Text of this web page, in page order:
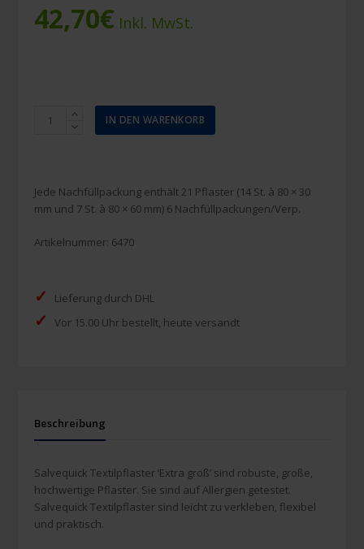
42,70€ Inkl. MwSt.
Salvequick
Nachfüllung
IN DEN WARENKORB
Jede Nachfüllpackung enthält 21 Pflaster (14 St. à 80 × 30
mm und 7 St. à 80 × 60 mm) 6 Nachfüllpackungen/Verp.
Artikelnummer: 6470
✓ Lieferung durch DHL
✓ Vor 15.00 Uhr bestellt, heute versandt
Beschreibung
Salvequick Textilpflaster ‘Extra groß’ sind robuste, große,
hochwertige Pflaster. Sie sind auf Allergien getestet.
Salvequick Textilpflaster sind leicht zu verkleben, flexibel
und praktisch.